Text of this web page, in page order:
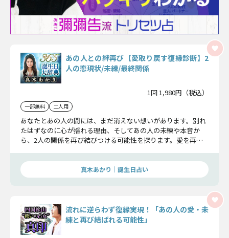
あの人との絆再び【愛取り戻す復縁診断】2
人の恋現状/未練/最終関係
1回 1,980円（税込）
一部無料 二人用
あなたとあの人の間には、まだ消えない想いがあります。別れ
たはずなのに心が揺れる理由、そしてあの人の未練や本音か
ら、2人の関係を再び結びつける可能性を探ります。愛を再燃
真木あかり｜誕生日占い
流れに逆らわず復縁実現！「あの人の愛・未
練と再び結ばれる可能性」